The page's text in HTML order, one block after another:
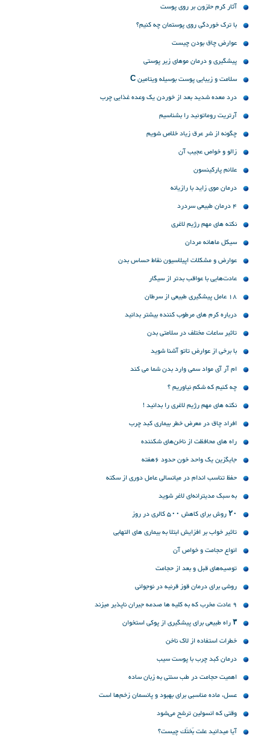
آثار کرم حلزون بر روی پوست
با ترک خوردگی روی پوستمان چه کنیم؟
عوارض چاق بودن چیست
پیشگیری و درمان موهای زیر پوستی
سلامت و زیبایی پوست بوسیله ویتامین C
درد معده شدید بعد از خوردن یک وعده غذایی چرب
آرتریت روماتوئید را بشناسیم
چگونه از شر عرق زیاد خلاص شویم
زالو و خواص عجیب آن
علائم پارکینسون
درمان موی زاید با رازیانه
4 درمان طبیعی سردرد
نکته های مهم رژیم لاغری
سیکل ماهانه مردان
عوارض و مشکلات اپیلاسیون نقاط حساس بدن
عادت‌هایی با عواقب بدتر از سیگار
18 عامل پیشگیری طبیعی از سرطان
درباره کرم های مرطوب کننده بیشتر بدانید
تاثیر ساعات مختلف در سلامتی بدن
با برخی از عوارض تاتو آشنا شوید
ام آر آی مواد سمی وارد بدن شما می کند
چه کنیم که شکم نیاوریم ؟
نکته های مهم رژیم لاغری را بدانید !
افراد چاق در معرض خطر بیماری کبد چرب
راه های محافظت از ناخن‌های شكننده
جایگزین یک واحد خون حدود ۶هفته
حفظ تناسب اندام در میانسالی عامل دوری از سکته
به سبک مدیترانه‌ای لاغر شوید
۲۰ روش برای کاهش ۵۰۰ کالری در روز
تاثیر خواب بر افزایش ابتلا به بیماری های التهابی
انواع حجامت و خواص آن
توصیه‌های قبل و بعد از حجامت
روشی برای درمان قوز قرنیه در نوجوانی
٩ عادت مخرب که به کلیه ‌ها صدمه جبران ‌ناپذیر میزند
۳ راه طبیعی برای پیشگیری از پوکی استخوان
خطرات استفاده از لاک ناخن
درمان کبد چرب با پوست سیب
اهمیت حجامت در طب سنتی به زبان ساده
عسل، ماده مناسبی برای بهبود و پانسمان زخم‌ها است
وقتی که انسولین ترشح می‌شود
آیا میدانید علت بَختَك چیست؟